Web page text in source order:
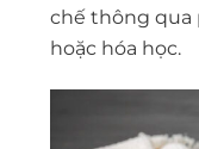
chế thông qua
hoặc hóa học.